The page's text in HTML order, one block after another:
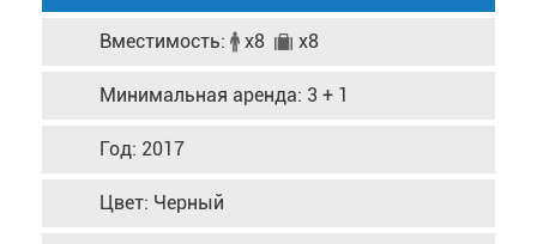
Вместимость: x8 x8
Минимальная аренда: 3 + 1
Год: 2017
Цвет: Черный